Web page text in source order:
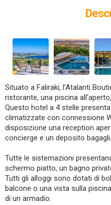
Situato a Faliraki, l’Atalanti
ristorante, una piscina
Questo hotel a 4 stelle
climatizzate con connessione
disposizione una reception
concierge e un deposito bagagli.
Tutte le sistemazioni
schermo piatto, un bagno
Tutti gli alloggi sono dotati di
balcone o una vista sulla
di un armadio.